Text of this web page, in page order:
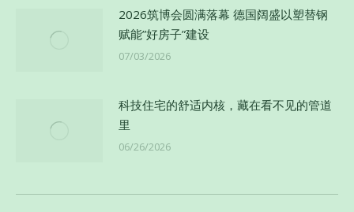
2026筑博会圆满落幕 德国阔盛以塑替钢
赋能”好房子”建设
07/03/2026
科技住宅的舒适内核，藏在看不见的管道
里
06/26/2026